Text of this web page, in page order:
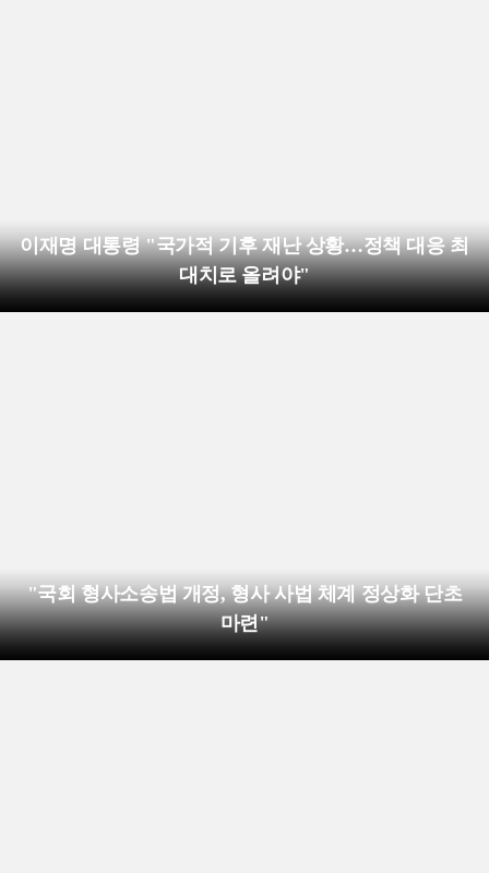
이재명 대통령 "국가적 기후 재난 상황…정책 대응 최
대치로 올려야"
"국회 형사소송법 개정, 형사 사법 체계 정상화 단초
마련"